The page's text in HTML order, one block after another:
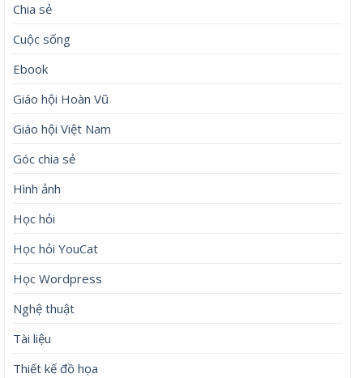
Chia sẻ
Cuộc sống
Ebook
Giáo hội Hoàn Vũ
Giáo hội Việt Nam
Góc chia sẻ
Hình ảnh
Học hỏi
Học hỏi YouCat
Học Wordpress
Nghệ thuật
Tài liệu
Thiết kế đồ họa